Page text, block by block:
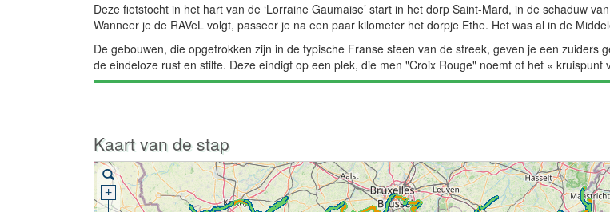
Deze fietstocht in het hart van de ‘Lorraine Gaumaise’ start in het dorp Saint-Mard, in de schaduw
Wanneer je de RAVeL volgt, passeer je na een paar kilometer het dorpje Ethe. Het was al in de
De gebouwen, die opgetrokken zijn in de typische Franse steen van de streek, geven je een
de eindeloze rust en stilte. Deze eindigt op een plek, die men "Croix Rouge" noemt of het « kruispunt
Kaart van de stap